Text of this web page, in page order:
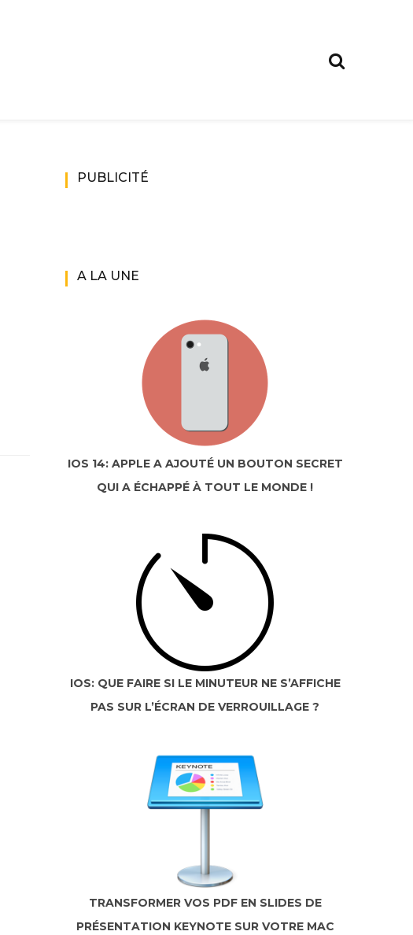
PUBLICITÉ
A LA UNE
IOS 14: APPLE A AJOUTÉ UN BOUTON SECRET
QUI A ÉCHAPPÉ À TOUT LE MONDE !
IOS: QUE FAIRE SI LE MINUTEUR NE S’AFFICHE
PAS SUR L’ÉCRAN DE VERROUILLAGE ?
TRANSFORMER VOS PDF EN SLIDES DE
PRÉSENTATION KEYNOTE SUR VOTRE MAC